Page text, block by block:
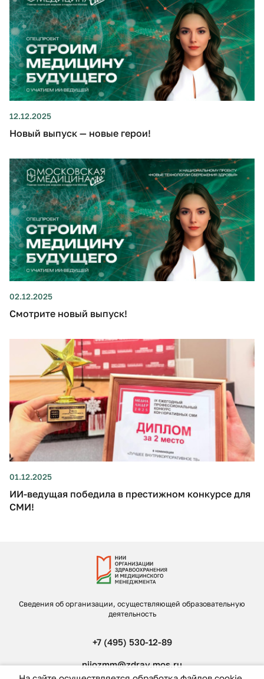
12.12.2025
Новый выпуск — новые герои!
02.12.2025
Смотрите новый выпуск!
01.12.2025
ИИ-ведущая победила в престижном конкурсе для
СМИ!
Сведения об организации, осуществляющей образовательную
деятельность
+7 (495) 530-12-89
niiozmm@zdrav.mos.ru